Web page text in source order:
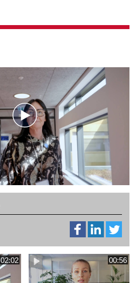
02:02 00:56